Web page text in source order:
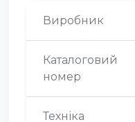
Виробник
Каталоговий
номер
Техніка